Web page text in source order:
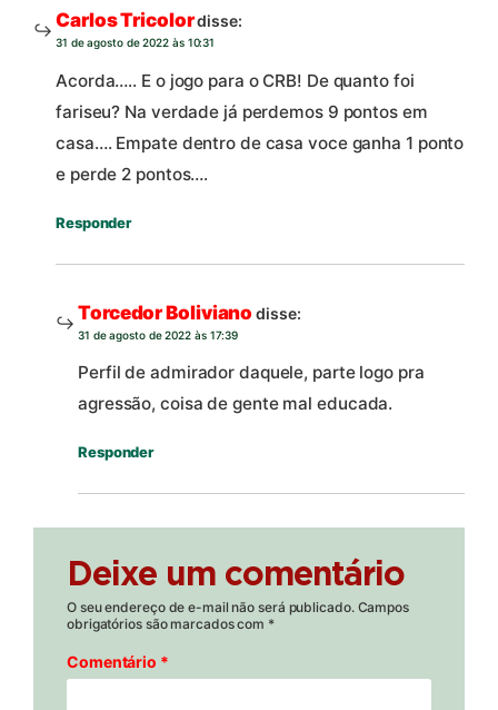
Carlos Tricolordisse:
31 de agosto de 2022 às 10:31
Acorda….. E o jogo para o CRB! De quanto foi
fariseu? Na verdade já perdemos 9 pontos em
casa…. Empate dentro de casa voce ganha 1 ponto
e perde 2 pontos….
Responder
Torcedor Boliviano disse:
31 de agosto de 2022 às 17:39
Perfil de admirador daquele, parte logo pra
agressão, coisa de gente mal educada.
Responder
Deixe um comentário
O seu endereço de e-mail não será publicado. Campos
obrigatórios são marcados com *
Comentário *